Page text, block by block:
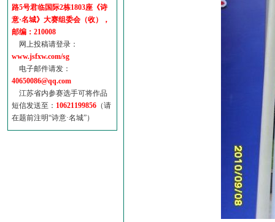
路5号君临国际2栋1803座《诗
意·名城》大赛组委会（收），
邮编：210008
网上投稿请登录：
www.jsfxw.com/sg
电子邮件请发：
40650086@qq.com
江苏省内参赛选手可将作品
短信发送至： 10621199856 （请
在题前注明“诗意·名城”）